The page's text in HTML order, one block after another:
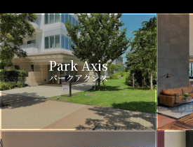
Park Axis
パークアクシス